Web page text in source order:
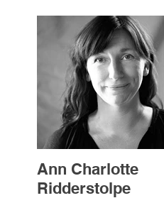
Ann Charlotte
Ridderstolpe